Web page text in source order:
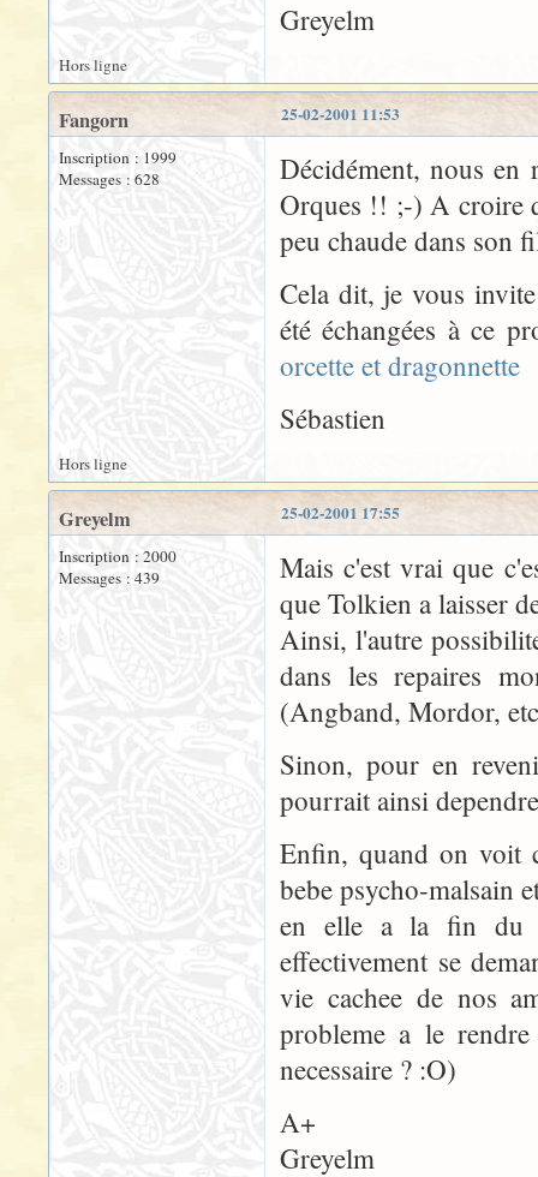
Greyelm
Hors ligne
25-02-2001 11:53
Fangorn
Inscription : 1999
Messages : 628
Décidément, nous en
Orques !! ;-) A croire
peu chaude dans son
Cela dit, je vous
été échangées à ce
orcette et dragonnette
Sébastien
Hors ligne
25-02-2001 17:55
Greyelm
Inscription : 2000
Messages : 439
Mais c'est vrai que
que Tolkien a laisser
Ainsi, l'autre
dans les repaires
(Angband, Mordor,
Sinon, pour en
pourrait ainsi
Enfin, quand on voit
bebe psycho-malsain
en elle a la fin du
effectivement se
vie cachee de nos
probleme a le
necessaire ? :O)
A+
Greyelm